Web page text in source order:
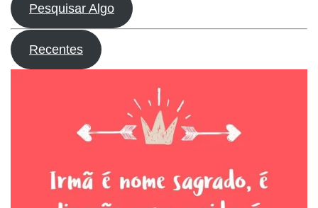
Pesquisar Algo
Recentes